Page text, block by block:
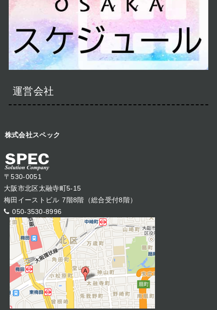
運営会社
株式会社スペック
〒530-0051
大阪市北区太融寺町5-15
梅田イーストビル 7階8階（総合受付8階）
050-3530-8996